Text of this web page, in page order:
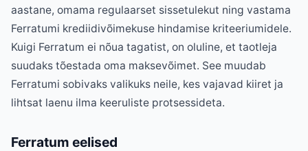
aastane, omama regulaarset sissetulekut ning vastama
Ferratumi krediidivõimekuse hindamise kriteeriumidele.
Kuigi Ferratum ei nõua tagatist, on oluline, et taotleja
suudaks tõestada oma maksevõimet. See muudab
Ferratumi sobivaks valikuks neile, kes vajavad kiiret ja
lihtsat laenu ilma keeruliste protsessideta.
Ferratum eelised